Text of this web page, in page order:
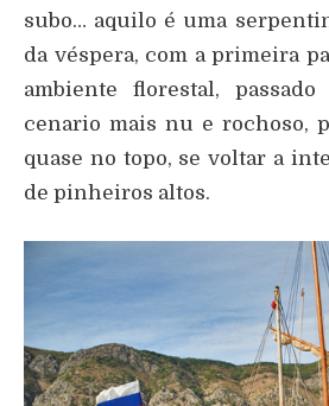
subo… aquilo é uma
da véspera, com a primeira
ambiente florestal,
cenario mais nu e rochoso,
quase no topo, se voltar a
de pinheiros altos.